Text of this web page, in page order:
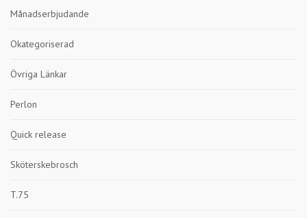
Månadserbjudande
Okategoriserad
Övriga Länkar
Perlon
Quick release
Sköterskebrosch
T.75